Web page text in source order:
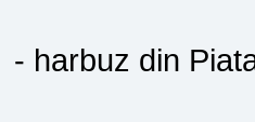
- harbuz din